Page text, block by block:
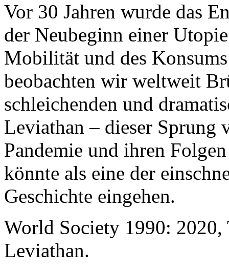
Vor 30 Jahren wurde das
der Neubeginn einer
Mobilität und des
beobachten wir weltweit
schleichenden und
Leviathan – dieser Sprung
Pandemie und ihren
könnte als eine der
Geschichte eingehen.
World Society 1990: 2020,
Leviathan.